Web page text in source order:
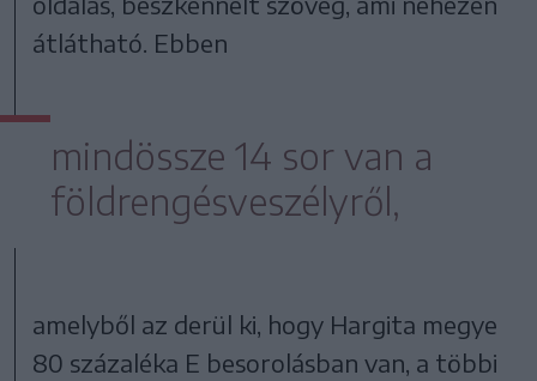
átlátható. Ebben
mindössze 14 sor van a
földrengésveszélyről,
amelyből az derül ki, hogy Hargita megye
80 százaléka E besorolásban van, a többi